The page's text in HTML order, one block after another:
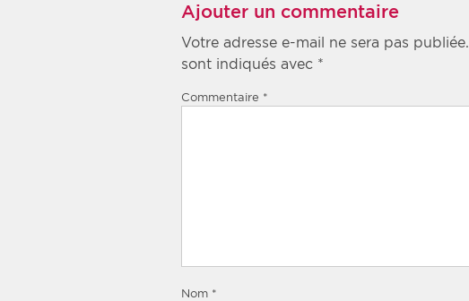
Ajouter un commentaire
Votre adresse e-mail ne sera pas publiée.
sont indiqués avec *
Commentaire *
Nom *